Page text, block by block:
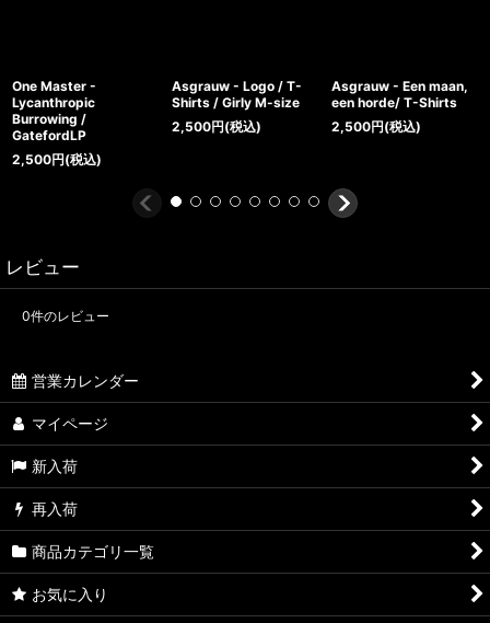
One Master -
Lycanthropic
Burrowing /
GatefordLP
2,500円(税込)
Asgrauw - Logo / T-
Shirts / Girly M-size
2,500円(税込)
Asgrauw - Een maan,
een horde/ T-Shirts
2,500円(税込)
レビュー
0件のレビュー
営業カレンダー
マイページ
新入荷
再入荷
商品カテゴリ一覧
お気に入り